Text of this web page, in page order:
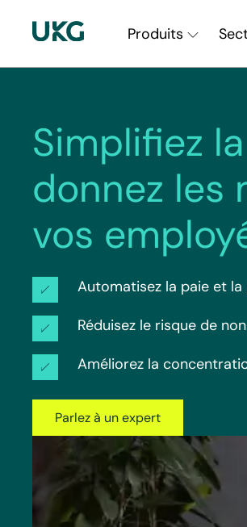
content
Main
fr-
CA
Produits
Simplifiez
donnez les
vos
Automatisez la paie et
Réduisez le risque de
Améliorez la
Parlez à un expert